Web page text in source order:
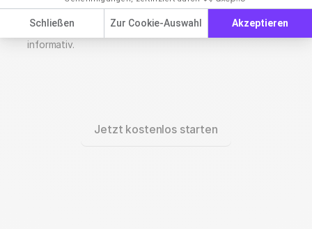
Schließen Zur Cookie-Auswahl Akzeptieren
Die Statistiken zu den einzelnen Newslettern sind sehr
informativ.
Jetzt kostenlos starten